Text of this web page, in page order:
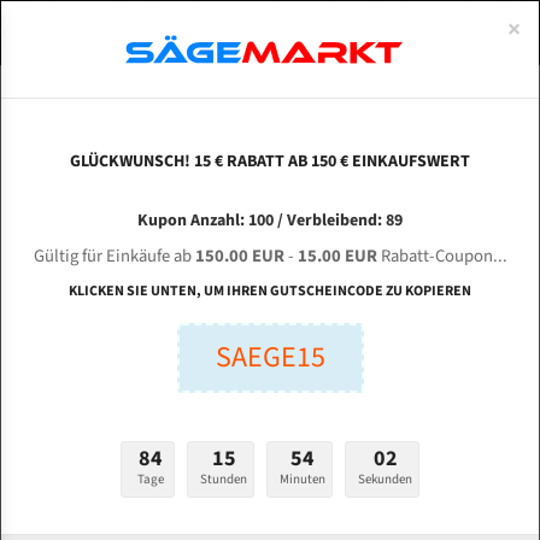
ZHEJIANG HENUO Machine Tool SE - 4230 / 50
für 4115 mm Bi-Metall Bandsägeblätter
Länge (mm):
Stärken + Zahnteilung:
mm
ABOUTS
ENGLISH
Bi-Metall Meterware
Fleischerei Bandsägeblätter
Bandmesser Glatt Meterware
Konvex Meterware
×
GLÜCKWUNSCH! 15 € RABATT AB 150 € EINKAUFSWERT
Kupon Anzahl: 100 / Verbleibend: 89
Gültig für Einkäufe ab150.00 EUR- 15.00 EURRabatt-Coupon...
KLICKEN SIE UNTEN, UM IHREN GUTSCHEINCODE ZU KOPIEREN
SAEGE15
84
Tage
15
Stunden
54
Minuten
01
Sekunden